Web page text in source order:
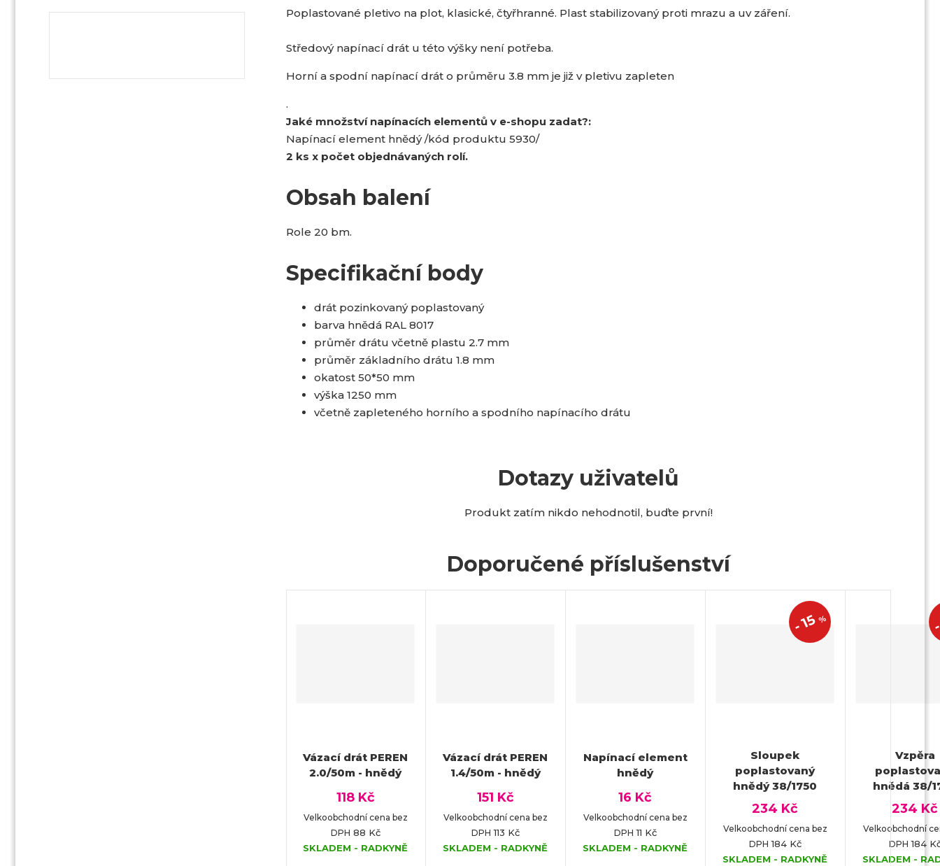
Poplastované pletivo na plot, klasické, čtyřhranné. Plast stabilizovaný proti mrazu a uv záření.
Středový napínací drát u této výšky není potřeba.
Horní a spodní napínací drát o průměru 3.8 mm je již v pletivu zapleten
.
Jaké množství napínacích elementů v e-shopu zadat?:
Napínací element hnědý /kód produktu 5930/
2 ks x počet objednávaných rolí.
Obsah balení
Role 20 bm.
Specifikační body
drát pozinkovaný poplastovaný
barva hnědá RAL 8017
průměr drátu včetně plastu 2.7 mm
průměr základního drátu 1.8 mm
okatost 50*50 mm
výška 1250 mm
včetně zapleteného horního a spodního napínacího drátu
Dotazy uživatelů
Produkt zatím nikdo nehodnotil, buďte první!
Doporučené příslušenství
Vázací drát PEREN
2.0/50m - hnědý
118 Kč
Velkoobchodní cena bez
DPH 88 Kč
SKLADEM - RADKYNĚ
Vázací drát PEREN
1.4/50m - hnědý
151 Kč
Velkoobchodní cena bez
DPH 113 Kč
SKLADEM - RADKYNĚ
Napínací element
hnědý
16 Kč
Velkoobchodní cena bez
DPH 11 Kč
SKLADEM - RADKYNĚ
-15%
Sloupek
poplastovaný
hnědý 38/1750
234 Kč
Velkoobchodní cena bez
DPH 184 Kč
SKLADEM - RADKYNĚ
Vzpěra
hnědá 38/
234 Kč
Velkoobchodní
DPH 184
SKLADEM -